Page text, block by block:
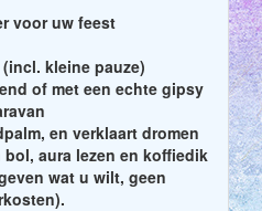
voor uw feest
kleine pauze)
of met een echte gipsy
en verklaart dromen
aura lezen en koffiedik
wat u wilt, geen